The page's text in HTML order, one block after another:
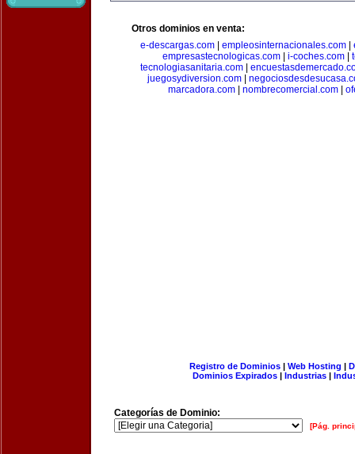
Otros dominios en venta:
e-descargas.com| empleosinternacionales.com|
empresastecnologicas.com
i-coches.com
tecnologiasanitaria.com|
juegosydiversion.com
marcadora.com| nombrecomercial.com|
Registro de Dominios| Web Hosting |
Dominios Expirados | Industrias |
Categorías de Dominio:
[Pág.